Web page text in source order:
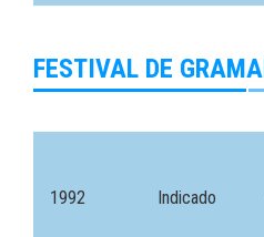
FESTIVAL DE
1992 Indicado